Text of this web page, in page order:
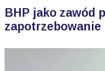
BHP jako zawód